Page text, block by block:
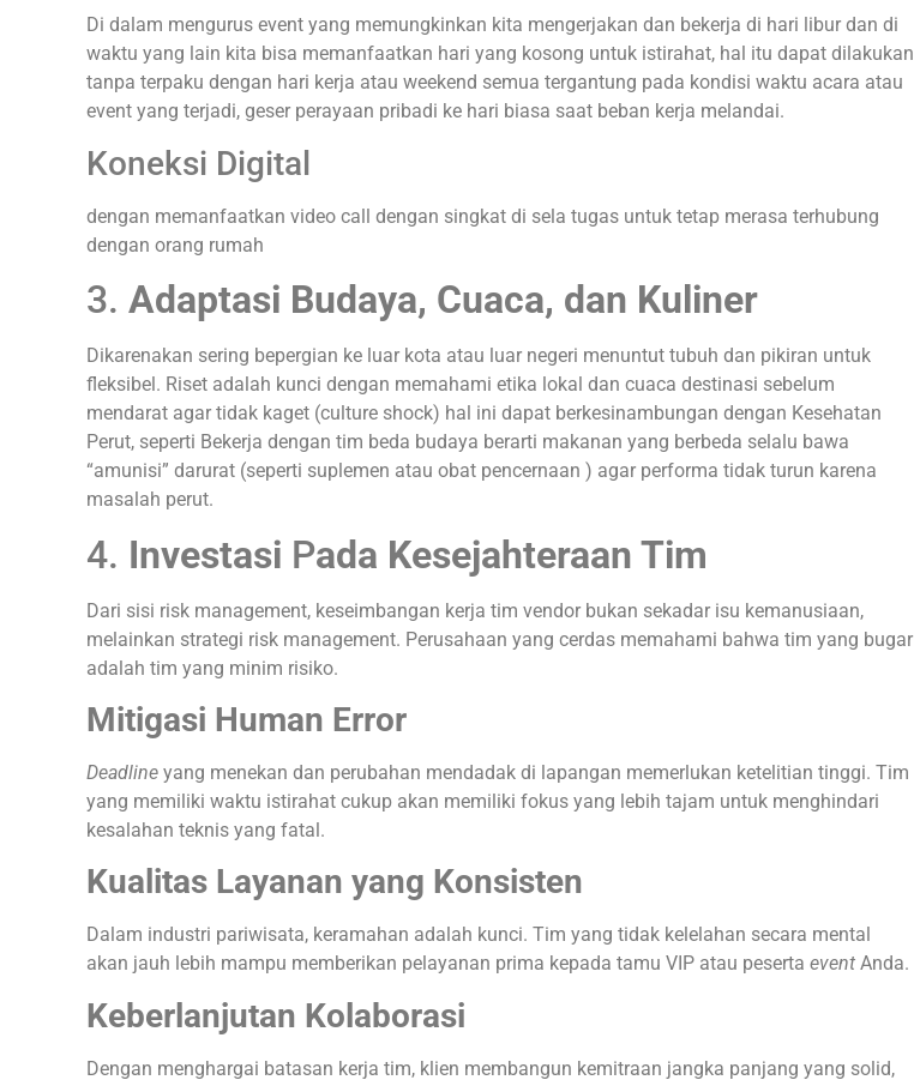
Di dalam mengurus event yang memungkinkan kita mengerjakan dan bekerja di hari libur dan di
waktu yang lain kita bisa memanfaatkan hari yang kosong untuk istirahat, hal itu dapat dilakukan
tanpa terpaku dengan hari kerja atau weekend semua tergantung pada kondisi waktu acara atau
event yang terjadi, geser perayaan pribadi ke hari biasa saat beban kerja melandai.
Koneksi Digital
dengan memanfaatkan video call dengan singkat di sela tugas untuk tetap merasa terhubung
dengan orang rumah
3. Adaptasi Budaya, Cuaca, dan Kuliner
Dikarenakan sering bepergian ke luar kota atau luar negeri menuntut tubuh dan pikiran untuk
fleksibel. Riset adalah kunci dengan memahami etika lokal dan cuaca destinasi sebelum
mendarat agar tidak kaget (culture shock) hal ini dapat berkesinambungan dengan Kesehatan
Perut, seperti Bekerja dengan tim beda budaya berarti makanan yang berbeda selalu bawa
“amunisi” darurat (seperti suplemen atau obat pencernaan ) agar performa tidak turun karena
masalah perut.
4. Investasi Pada Kesejahteraan Tim
Dari sisi risk management, keseimbangan kerja tim vendor bukan sekadar isu kemanusiaan,
melainkan strategi risk management. Perusahaan yang cerdas memahami bahwa tim yang bugar
adalah tim yang minim risiko.
Mitigasi Human Error
Deadline yang menekan dan perubahan mendadak di lapangan memerlukan ketelitian tinggi. Tim
yang memiliki waktu istirahat cukup akan memiliki fokus yang lebih tajam untuk menghindari
kesalahan teknis yang fatal.
Kualitas Layanan yang Konsisten
Dalam industri pariwisata, keramahan adalah kunci. Tim yang tidak kelelahan secara mental
akan jauh lebih mampu memberikan pelayanan prima kepada tamu VIP atau peserta event Anda.
Keberlanjutan Kolaborasi
Dengan menghargai batasan kerja tim, klien membangun kemitraan jangka panjang yang solid,